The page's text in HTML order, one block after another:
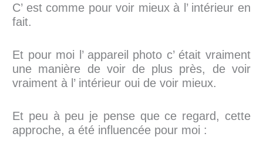
C’ est comme pour voir mieux à l’ intérieur en
fait.
Et pour moi l’ appareil photo c’ était vraiment
une manière de voir de plus près, de voir
vraiment à l’ intérieur oui de voir mieux.
Et peu à peu je pense que ce regard, cette
approche, a été influencée pour moi :